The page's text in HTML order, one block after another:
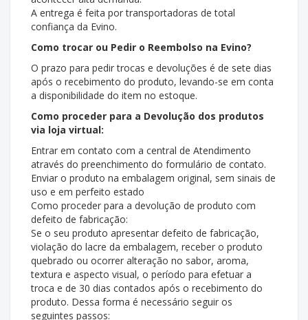
A entrega é feita por transportadoras de total
confiança da Evino.
Como trocar ou Pedir o Reembolso na Evino?
O prazo para pedir trocas e devoluções é de sete dias
após o recebimento do produto, levando-se em conta
a disponibilidade do item no estoque.
Como proceder para a Devolução dos produtos
via loja virtual:
Entrar em contato com a central de Atendimento
através do preenchimento do formulário de contato.
Enviar o produto na embalagem original, sem sinais de
uso e em perfeito estado
Como proceder para a devolução de produto com
defeito de fabricação:
Se o seu produto apresentar defeito de fabricação,
violação do lacre da embalagem, receber o produto
quebrado ou ocorrer alteração no sabor, aroma,
textura e aspecto visual, o período para efetuar a
troca e de 30 dias contados após o recebimento do
produto. Dessa forma é necessário seguir os
seguintes passos: